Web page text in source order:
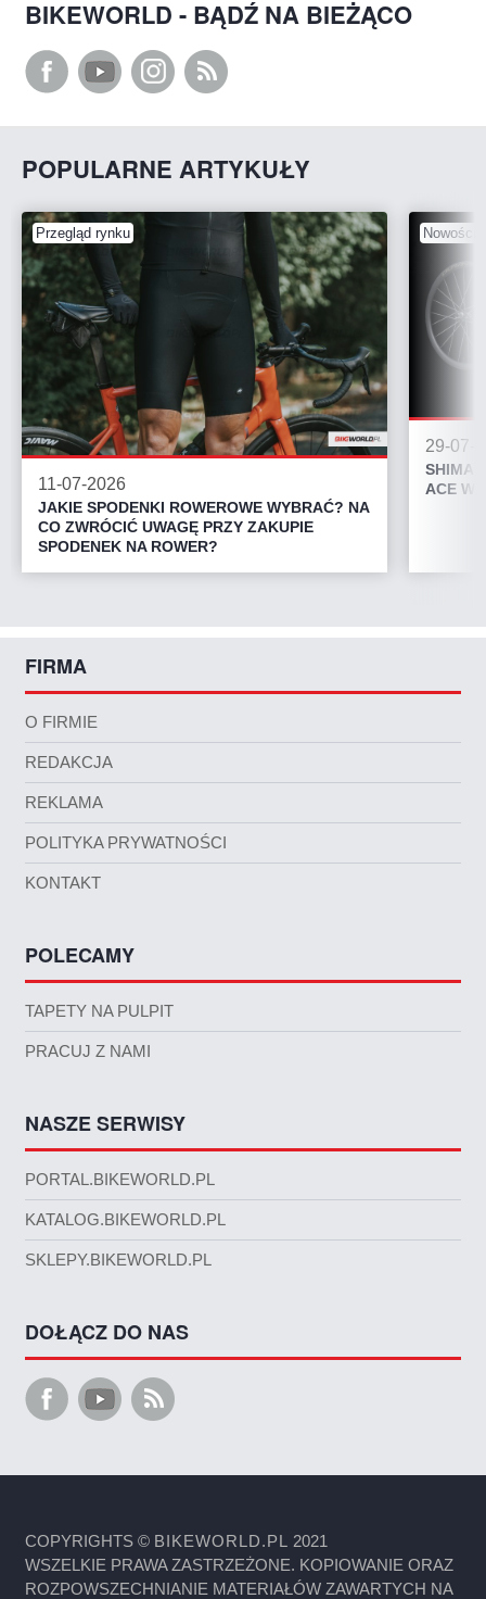
BIKEWORLD - BĄDŹ NA BIEŻĄCO
POPULARNE ARTYKUŁY
Przegląd rynku
11-07-2026
JAKIE SPODENKI ROWEROWE WYBRAĆ? NA
CO ZWRÓCIĆ UWAGĘ PRZY ZAKUPIE
SPODENEK NA ROWER?
Nowości
29-07-
ACE
FIRMA
O FIRMIE
REDAKCJA
REKLAMA
POLITYKA PRYWATNOŚCI
KONTAKT
POLECAMY
TAPETY NA PULPIT
PRACUJ Z NAMI
NASZE SERWISY
PORTAL.BIKEWORLD.PL
KATALOG.BIKEWORLD.PL
SKLEPY.BIKEWORLD.PL
DOŁĄCZ DO NAS
COPYRIGHTS © BIKEWORLD.PL
2021
WSZELKIE PRAWA ZASTRZEŻONE. KOPIOWANIE ORAZ
ROZPOWSZECHNIANIE MATERIAŁÓW ZAWARTYCH NA